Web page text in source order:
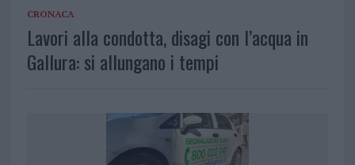
CRONACA
Lavori alla condotta, disagi con l’acqua in
Gallura: si allungano i tempi